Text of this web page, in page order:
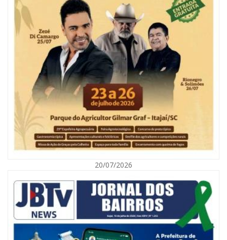
05/08/2026 | 07:00
Refis 2026 oferece opções de pagamentos com descontos
BALNEÁRIO CAMBORIÚ
20/07/2026